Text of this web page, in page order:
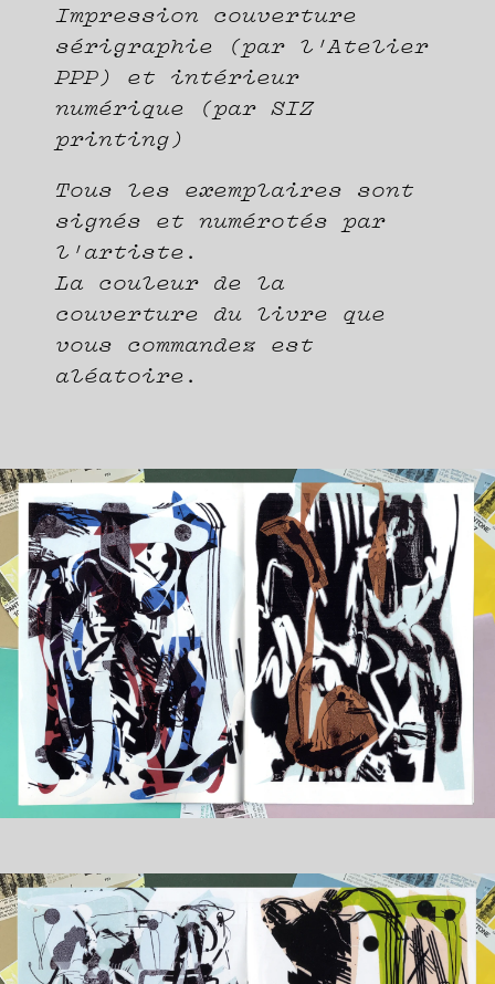
Impression couverture
sérigraphie (par l'Atelier
PPP) et intérieur
numérique (par SIZ
printing)
Tous les exemplaires sont
signés et numérotés par
l'artiste.
La couleur de la
couverture du livre que
vous commandez est
aléatoire.